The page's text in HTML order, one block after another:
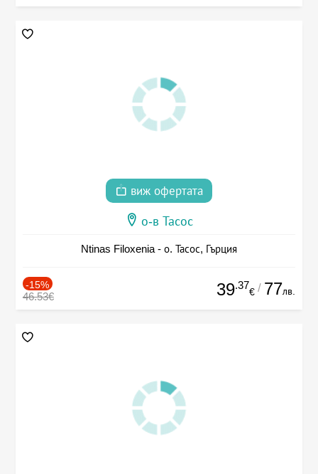
виж офертата
о-в Тасос
Ntinas Filoxenia - о. Тасос, Гърция
-15%
46.53€ 39.37
€ / 77лв.